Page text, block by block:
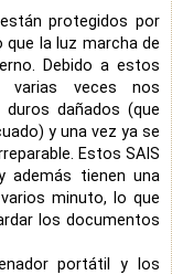
protegidos por
que la luz marcha de
Debido a estos
varias veces nos
dañados (que
y una vez ya se
Estos SAIS
además tienen una
minuto, lo que
los documentos
portátil y los